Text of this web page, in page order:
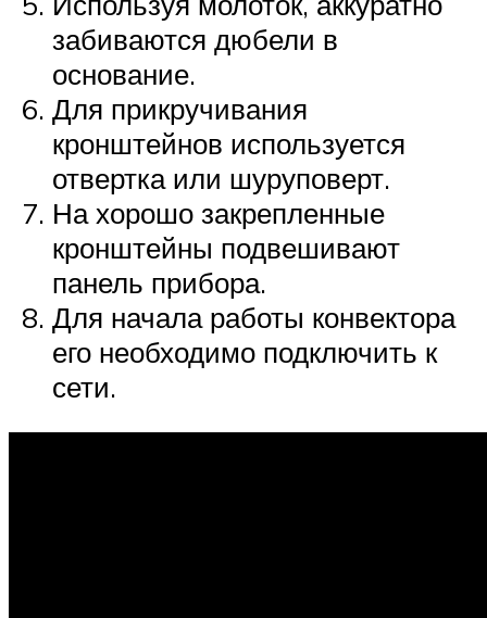
забиваются дюбели в
основание.
Для прикручивания
кронштейнов используется
отвертка или шуруповерт.
На хорошо закрепленные
кронштейны подвешивают
панель прибора.
Для начала работы конвектора
его необходимо подключить к
сети.